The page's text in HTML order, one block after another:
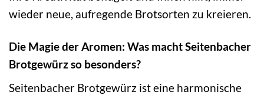
wieder neue, aufregende Brotsorten zu kreieren.
Die Magie der Aromen: Was macht Seitenbacher
Brotgewürz so besonders?
Seitenbacher Brotgewürz ist eine harmonische